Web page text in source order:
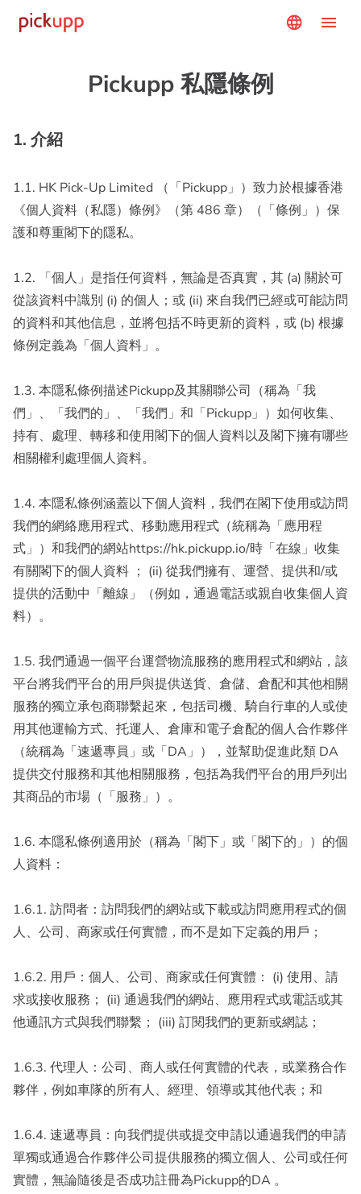
language menu
Pickupp 私隱條例
1. 介紹
1.1. HK Pick-Up Limited （「Pickupp」）致力於根據香港
《個人資料（私隱）條例》（第 486 章）（「條例」）保
護和尊重閣下的隱私。
1.2. 「個人」是指任何資料，無論是否真實，其 (a) 關於可
從該資料中識別 (i) 的個人；或 (ii) 來自我們已經或可能訪問
的資料和其他信息，並將包括不時更新的資料，或 (b) 根據
條例定義為「個人資料」。
1.3. 本隱私條例描述Pickupp及其關聯公司（稱為「我
們」、「我們的」、「我們」和「Pickupp」）如何收集、
持有、處理、轉移和使用閣下的個人資料以及閣下擁有哪些
相關權利處理個人資料。
1.4. 本隱私條例涵蓋以下個人資料，我們在閣下使用或訪問
我們的網絡應用程式、移動應用程式（統稱為「應用程
式」）和我們的網站https://hk.pickupp.io/時「在線」收集
有關閣下的個人資料 ； (ii) 從我們擁有、運營、提供和/或
提供的活動中「離線」（例如，通過電話或親自收集個人資
料）。
1.5. 我們通過一個平台運營物流服務的應用程式和網站，該
平台將我們平台的用戶與提供送貨、倉儲、倉配和其他相關
服務的獨立承包商聯繫起來，包括司機、騎自行車的人或使
用其他運輸方式、托運人、倉庫和電子倉配的個人合作夥伴
（統稱為「速遞專員」或「DA」），並幫助促進此類 DA
提供交付服務和其他相關服務，包括為我們平台的用戶列出
其商品的市場（「服務」）。
1.6. 本隱私條例適用於（稱為「閣下」或「閣下的」）的個
人資料：
1.6.1. 訪問者：訪問我們的網站或下載或訪問應用程式的個
人、公司、商家或任何實體，而不是如下定義的用戶；
1.6.2. 用戶：個人、公司、商家或任何實體： (i) 使用、請
求或接收服務； (ii) 通過我們的網站、應用程式或電話或其
他通訊方式與我們聯繫； (iii) 訂閱我們的更新或網誌；
1.6.3. 代理人：公司、商人或任何實體的代表，或業務合作
夥伴，例如車隊的所有人、經理、領導或其他代表；和
1.6.4. 速遞專員：向我們提供或提交申請以通過我們的申請
單獨或通過合作夥伴公司提供服務的獨立個人、公司或任何
實體，無論隨後是否成功註冊為Pickupp的DA 。